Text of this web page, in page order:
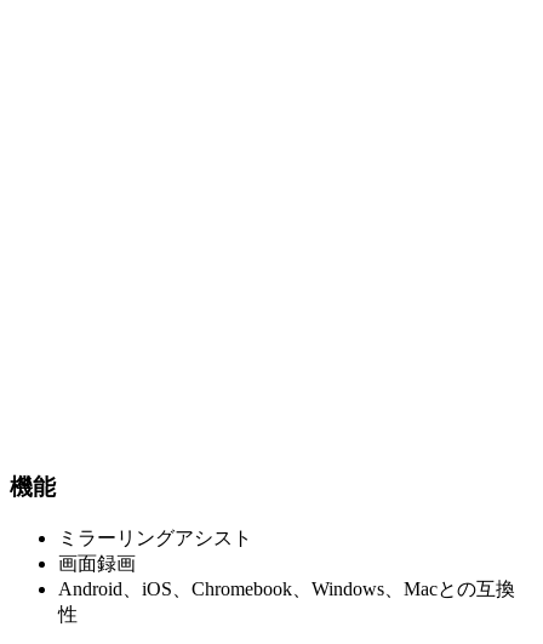
機能
ミラーリングアシスト
画面録画
Android、iOS、Chromebook、Windows、Macとの互換
性